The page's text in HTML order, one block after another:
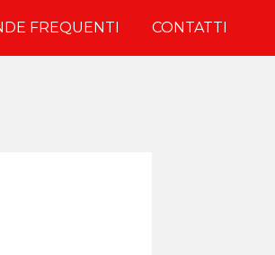
FREQUENTI CONTATTI